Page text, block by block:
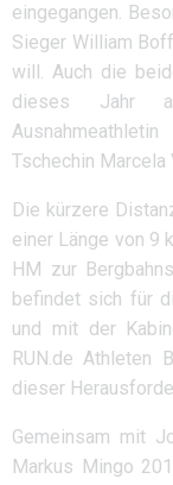
eingegangen.
Sieger William
will. Auch die
dieses Jahr
Tschechin Marcela
Die kürzere
einer Länge von 9
HM zur
befindet sich für
und mit der
RUN.de Athleten
dieser
Gemeinsam mit
Markus Mingo